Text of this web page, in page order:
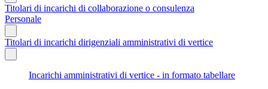
Titolari di incarichi di collaborazione o consulenza
Personale
Titolari di incarichi dirigenziali amministrativi di vertice
Incarichi amministrativi di vertice - in formato tabellare